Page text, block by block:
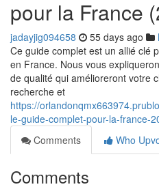
pour la France
jadayjig094658 55 days ago
Ce guide complet est un allié clé
en France. Nous vous
de qualité qui amélioreront votre
recherche et
https://
le-guide-complet-pour-la-france-
Comments
Who
Comments